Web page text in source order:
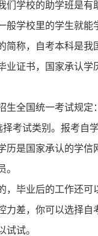
学校的助学班是
般学校里的学生就
称，自考本科是
业证书，国家承认
全国统一考试规
考试类别。报考自
历是国家承认的学
。
毕业后的工作还
力差，你可以选择
试试。